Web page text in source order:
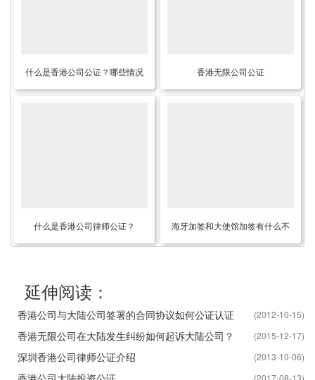
什么是香港公司公证？哪些情况
下可以代办呢？
香港无限公司公证
什么是香港公司律师公证？
海牙加签和大使馆加签有什么不
同？
延伸阅读：
(2012-10-15)
香港公司与大陆公司签署的合同协议如何公证认证
(2015-12-17)
香港无限公司在大陆发生纠纷如何起诉大陆公司？
(2013-10-06)
深圳香港公司律师公证介绍
(2017-08-13)